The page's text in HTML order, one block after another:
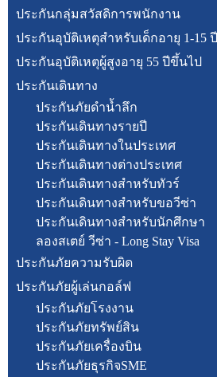
ประกันกลุ่มสวัสดิการพนักงาน
ประกันอุบัติเหตุสำหรับเด็กอายุ 1-15 ปี
ประกันอุบัติเหตุผู้สูงอายุ 55 ปีขึ้นไป
ประกันเดินทาง
ประกันภัยดำน้ำลึก
ประกันเดินทางรายปี
ประกันเดินทางในประเทศ
ประกันเดินทางต่างประเทศ
ประกันเดินทางสำหรับทัวร์
ประกันเดินทางสำหรับขอวีซ่า
ประกันเดินทางสำหรับนักศึกษา
ลองสเตย์ วีซ่า - Long Stay Visa
ประกันภัยความรับผิด
ประกันภัยผู้เล่นกอล์ฟ
ประกันภัยโรงงาน
ประกันภัยทรัพย์สิน
ประกันภัยเครื่องบิน
ประกันภัยธุรกิจSME